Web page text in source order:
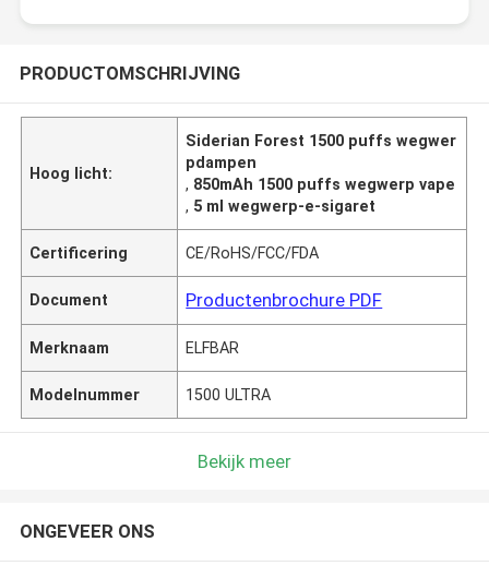
PRODUCTOMSCHRIJVING
Hoog licht:
Siderian Forest 1500 puffs wegwer
pdampen
, 850mAh 1500 puffs wegwerp vape
, 5 ml wegwerp-e-sigaret
Certificering CE/RoHS/FCC/FDA
Document Productenbrochure PDF
Merknaam ELFBAR
Modelnummer 1500 ULTRA
Bekijk meer
ONGEVEER ONS